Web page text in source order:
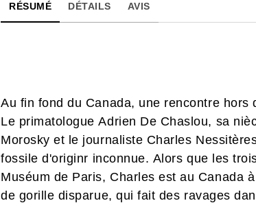
RÉSUMÉ DÉTAILS AVIS
Au fin fond du Canada, une rencontre hors
Le primatologue Adrien De Chaslou, sa
Morosky et le journaliste Charles
fossile d'originr inconnue. Alors que les
Muséum de Paris, Charles est au Canada
de gorille disparue, qui fait des ravages